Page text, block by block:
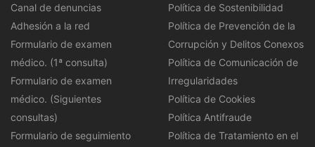
Canal de denuncias
Adhesión a la red
Formulario de examen
médico. (1ª consulta)
Formulario de examen
médico. (Siguientes
consultas)
Formulario de seguimiento
Política de Sostenibilidad
Política de Prevención de la
Corrupción y Delitos Conexos
Política de Comunicación de
Irregularidades
Política de Cookies
Política Antifraude
Política de Tratamiento en el